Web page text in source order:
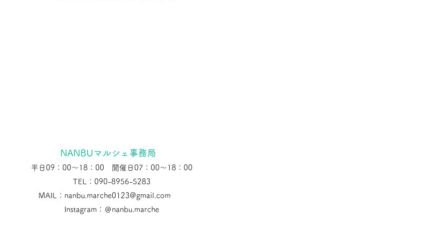
NANBUマルシェ事務局
平日09：00～18：00 開催日07：00～18：00
TEL：090-8956-5283
MAIL：nanbu.marche0123@gmail.com
Instagram：＠nanbu.marche